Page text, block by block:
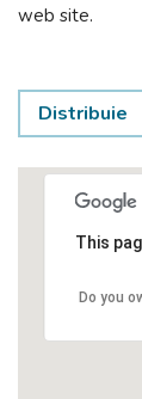
web site.
Distribuie
This
Do you